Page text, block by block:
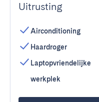
Uitrusting
Airconditioning
Haardroger
Laptopvriendelijke
werkplek